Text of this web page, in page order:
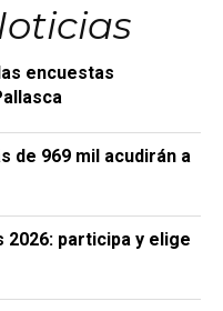
encuestas
de 969 mil acudirán a
2026: participa y elige